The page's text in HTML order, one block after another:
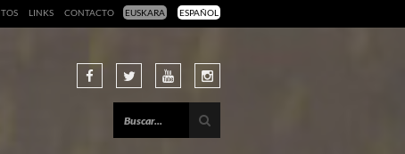
EUSKARA ESPAÑOL
LINKS CONTACTO